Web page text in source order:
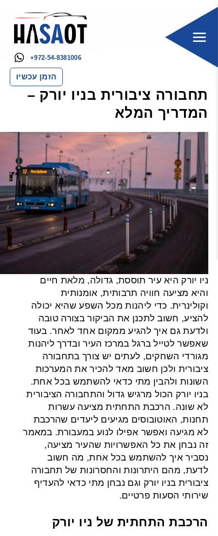
+972-54-8381006
הזמן עכשיו
תחבורה ציבורית בניו יורק –
המדריך המלא
ניו יורק היא עיר תוססת, גדולה, מלאת חיים
והיא מציעה חוויה תרבותית, אומנותית
וקולינרית. כדי ליהנות מכל השפע שהיא יכולה
להציע, חשוב לתכנן את הביקור בצורה טובה
ולדעת גם איך להגיע ממקום אחד לאחר. בעוד
שאפשר לטייל ברגל במרכז העיר ובדרך ליהנות
מגורדי השחקים, לעתים יש צורך בתחבורה
ציבורית ולכן חשוב מאד להכיר את המערכות
השונות ולהבין מתי כדאי להשתמש בכל אחת.
בניו יורק הכול מרגיש גדול והתחבורה הציבורית
לא שונה. הרכבת התחתית מציעה עשרות
תחנות, האוטובוסים מגיעים ליעדים שהרכבת
לא מגיעה ואפשר אפילו לנוע במעבורת. במאמר
זה נבחן את כל האפשרויות שהעיר מציעה,
נסביר איך להשתמש בכל אחת, מה חשוב
לדעת, מהם היתרונות והחסרונות של תחבורה
ציבורית בניו יורק וגם נבחן מתי כדאי להעדיף
שירותי הסעות פרטיים.
הרכבת התחתית של ניו יורק